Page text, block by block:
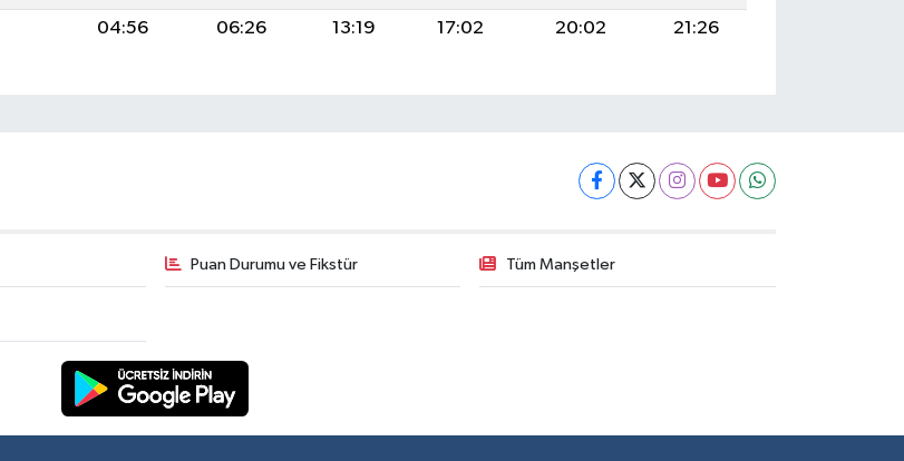
04:56 06:26 13:19 17:02 20:02 21:26
Puan Durumu ve Fikstür Tüm Manşetler